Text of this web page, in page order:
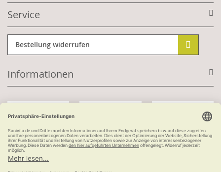
Service
Bestellung widerrufen
Informationen
Kauf auf Rechnung